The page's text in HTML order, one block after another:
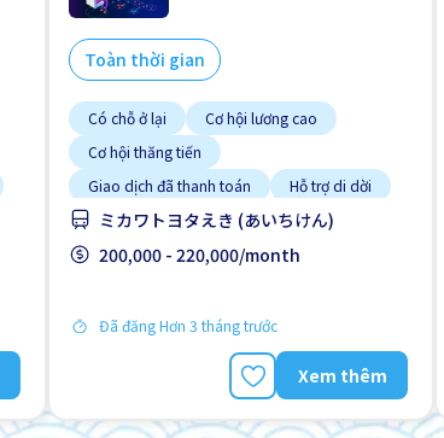
Toàn thời gian
Có chỗ ở lại
Cơ hội lương cao
Cơ hội thăng tiến
Giao dịch đã thanh toán
Hỗ trợ di dời
Nâng cao
Ưu tiên nam giới
Ưu tiên nữ giới
ミカワトヨタえき (あいちけん)
200,000 - 220,000/month
Đã đăng Hơn 3 tháng trước
Xem thêm